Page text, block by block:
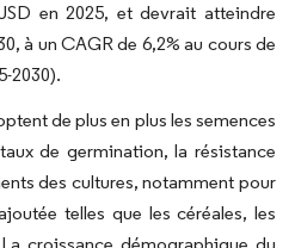
en 2025, et devrait atteindre
à un CAGR de 6,2% au cours de
2030).
de plus en plus les semences
de germination, la résistance
des cultures, notamment pour
telles que les céréales, les